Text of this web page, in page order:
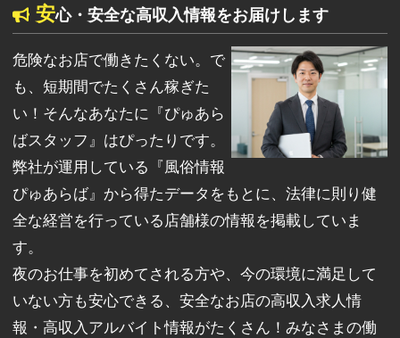
安心・安全な高収入情報をお届けします
危険なお店で働きたくない。で
も、短期間でたくさん稼ぎた
い！そんなあなたに『ぴゅあら
ばスタッフ』はぴったりです。
弊社が運用している『風俗情報
ぴゅあらば』から得たデータをもとに、法律に則り健
全な経営を行っている店舗様の情報を掲載していま
す。
夜のお仕事を初めてされる方や、今の環境に満足して
いない方も安心できる、安全なお店の高収入求人情
報・高収入アルバイト情報がたくさん！みなさまの働